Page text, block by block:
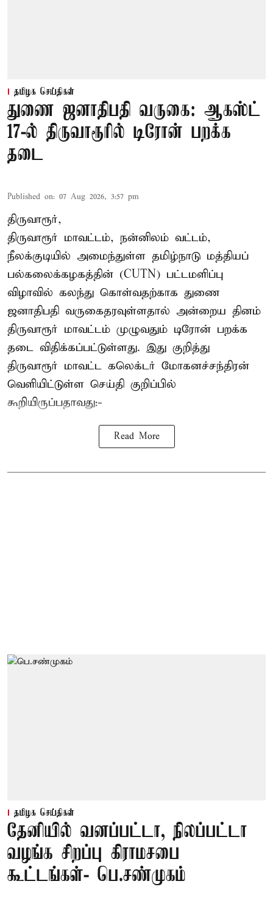
தமிழக செய்திகள்
துணை ஜனாதிபதி வருகை: ஆகஸ்ட்
17-ல் திருவாரூரில் டிரோன் பறக்க
தடை
Published on: 07 Aug 2026, 3:57 pm
திருவாரூர்,
திருவாரூர் மாவட்டம், நன்னிலம் வட்டம்,
நீலக்குடியில் அமைந்துள்ள தமிழ்நாடு மத்தியப்
பல்கலைக்கழகத்தின் (CUTN) பட்டமளிப்பு
விழாவில் கலந்து கொள்வதற்காக துணை
ஜனாதிபதி வருகைதரவுள்ளதால் அன்றைய தினம்
திருவாரூர் மாவட்டம் முழுவதும் டிரோன் பறக்க
தடை விதிக்கப்பட்டுள்ளது. இது குறித்து
திருவாரூர் மாவட்ட கலெக்டர் மோகனச்சந்திரன்
வெளியிட்டுள்ள செய்தி குறிப்பில்
கூறியிருப்பதாவது:-
Read More
தமிழக செய்திகள்
தேனியில் வனப்பட்டா, நிலப்பட்டா
வழங்க சிறப்பு கிராமசபை
கூட்டங்கள்- பெ.சண்முகம்